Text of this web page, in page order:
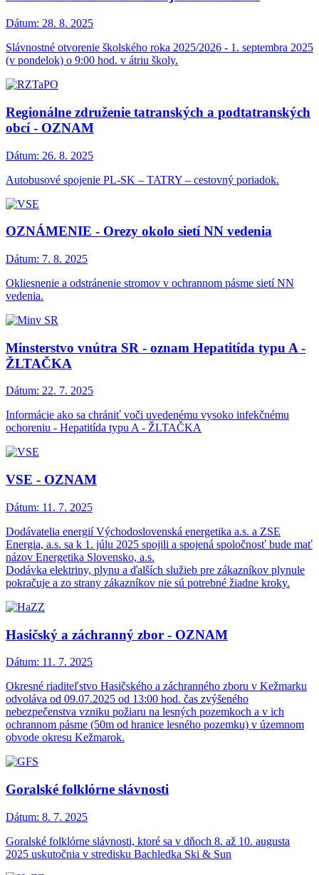
Dátum: 28. 8. 2025
Slávnostné otvorenie školského roka 2025/2026 - 1. septembra 2025
(v pondelok) o 9:00 hod. v átriu školy.
Regionálne združenie tatranských a podtatranských
obcí - OZNAM
Dátum: 26. 8. 2025
Autobusové spojenie PL-SK – TATRY – cestovný poriadok.
OZNÁMENIE - Orezy okolo sietí NN vedenia
Dátum: 7. 8. 2025
Okliesnenie a odstránenie stromov v ochrannom pásme sietí NN
vedenia.
Minsterstvo vnútra SR - oznam Hepatitída typu A -
ŽLTAČKA
Dátum: 22. 7. 2025
Informácie ako sa chrániť voči uvedenému vysoko infekčnému
ochoreniu - Hepatitída typu A - ŽLTAČKA
VSE - OZNAM
Dátum: 11. 7. 2025
Dodávatelia energií Východoslovenská energetika a.s. a ZSE
Energia, a.s. sa k 1. júlu 2025 spojili a spojená spoločnosť bude mať
názov Energetika Slovensko, a.s.
Dodávka elektriny, plynu a ďalších služieb pre zákazníkov plynule
pokračuje a zo strany zákazníkov nie sú potrebné žiadne kroky.
Hasičský a záchranný zbor - OZNAM
Dátum: 11. 7. 2025
Okresné riaditeľstvo Hasičského a záchranného zboru v Kežmarku
odvoláva od 09.07.2025 od 13:00 hod. čas zvýšeného
nebezpečenstva vzniku požiaru na lesných pozemkoch a v ich
ochrannom pásme (50m od hranice lesného pozemku) v územnom
obvode okresu Kežmarok.
Goralské folklórne slávnosti
Dátum: 8. 7. 2025
Goralské folklórne slávnosti, ktoré sa v dňoch 8. až 10. augusta
2025 uskutočnia v stredisku Bachledka Ski & Sun